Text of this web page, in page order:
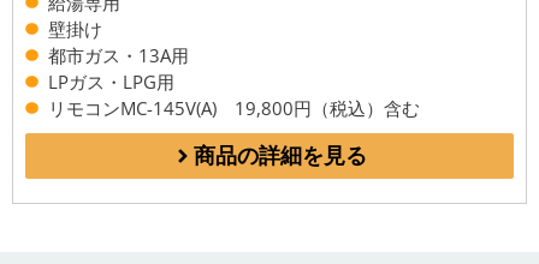
壁掛け
都市ガス・13A用
LPガス・LPG用
リモコンMC-145V(A) 19,800円（税込）含む
商品の詳細を見る